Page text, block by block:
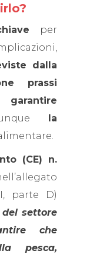
per
dalla
prassi
garantire
la
(CE) n.
parte D)
settore
che
pesca,